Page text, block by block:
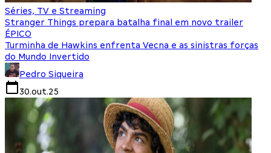
Séries, TV e Streaming
Stranger Things prepara batalha final em novo trailer
ÉPICO
Turminha de Hawkins enfrenta Vecna e as sinistras forças
do Mundo Invertido
Pedro Siqueira
30.out.25